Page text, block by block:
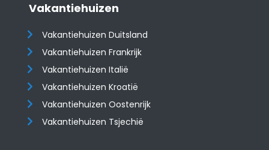
Vakantiehuizen
Vakantiehuizen Duitsland
Vakantiehuizen Frankrijk
Vakantiehuizen Italië
Vakantiehuizen Kroatië
​​​​​​​Vakantiehuizen Oostenrijk
Vakantiehuizen Tsjechië